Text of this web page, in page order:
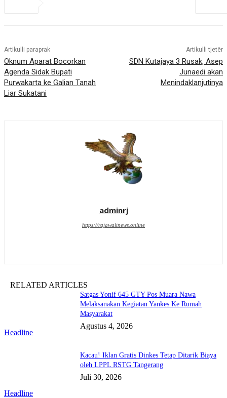
Artikulli paraprak
Oknum Aparat Bocorkan
Agenda Sidak Bupati
Purwakarta ke Galian Tanah
Liar Sukatani
Artikulli tjetër
SDN Kutajaya 3 Rusak, Asep
Junaedi akan
Menindaklanjutinya
adminrj
https://rajawalinews.online
RELATED ARTICLES
Headline
Satgas Yonif 645 GTY Pos Muara Nawa
Melaksanakan Kegiatan Yankes Ke Rumah
Masyarakat
Agustus 4, 2026
Headline
Kacau! Iklan Gratis Dinkes Tetap Ditarik Biaya
oleh LPPL RSTG Tangerang
Juli 30, 2026